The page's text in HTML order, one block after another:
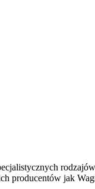
producentów jak